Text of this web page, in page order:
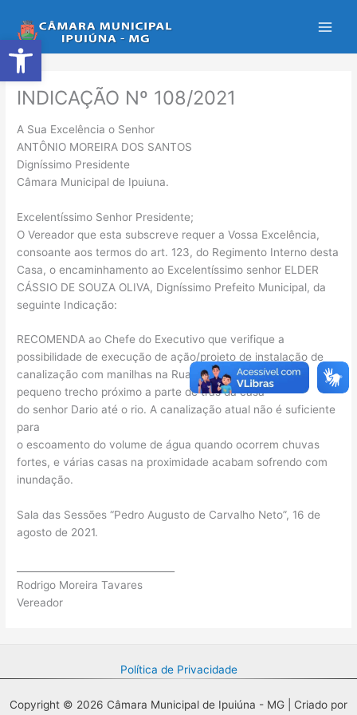
Abrir a barra de ferramentas
para
o
conteúdo
INDICAÇÃO Nº 108/2021
A Sua Excelência o Senhor
ANTÔNIO MOREIRA DOS SANTOS
Digníssimo Presidente
Câmara Municipal de Ipuiuna.
Excelentíssimo Senhor Presidente;
O Vereador que esta subscreve requer a Vossa Excelência,
consoante aos termos do art. 123, do Regimento Interno desta
Casa, o encaminhamento ao Excelentíssimo senhor ELDER
CÁSSIO DE SOUZA OLIVA, Digníssimo Prefeito Municipal, da
seguinte Indicação:
RECOMENDA ao Chefe do Executivo que verifique a
possibilidade de execução de ação/projeto de instalação de
canalização com manilhas na Rua José Inácio Bento, no
pequeno trecho próximo a parte de trás da casa
do senhor Dario até o rio. A canalização atual não é suficiente
para
o escoamento do volume de água quando ocorrem chuvas
fortes, e várias casas na proximidade acabam sofrendo com
inundação.
Sala das Sessões “Pedro Augusto de Carvalho Neto”, 16 de
agosto de 2021.
Rodrigo Moreira Tavares
Vereador
Política de Privacidade
Copyright © 2026 Câmara Municipal de Ipuiúna - MG | Criado por